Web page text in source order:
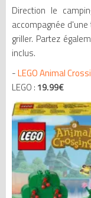
Direction le
accompagnée
griller. Partez
inclus.
-LEGO Animal
LEGO : 19.99€